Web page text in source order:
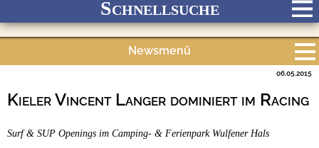
Schnellsuche
Stadtnah
Ganzjährig geöffnet
Newsmenü
Campingplätze
Camping & Caravan
Kieler Vincent Langer dominiert im Racing
06.05.2015
Surf & SUP Openings im Camping- & Ferienpark Wulfener Hals